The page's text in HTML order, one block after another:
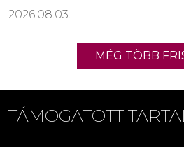
2026.08.03.
MÉG TÖBB
TÁMOGATOTT